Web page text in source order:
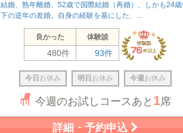
結婚、熟年離婚、52歳で国際結婚（再婚）、しかも24
下の逆年の差婚。自身の経験を基にした、...
良かった 体験談
480件 93件
今日 お休み 明日 お休み 今週 お休み
今週のお試しコースあと 1席
詳細・予約申込